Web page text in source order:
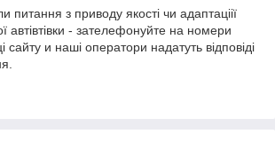
питання з приводу якості чи адаптаціії
автівтівки - зателефонуйте на номери
сайту и наші оператори надатуть відповіді